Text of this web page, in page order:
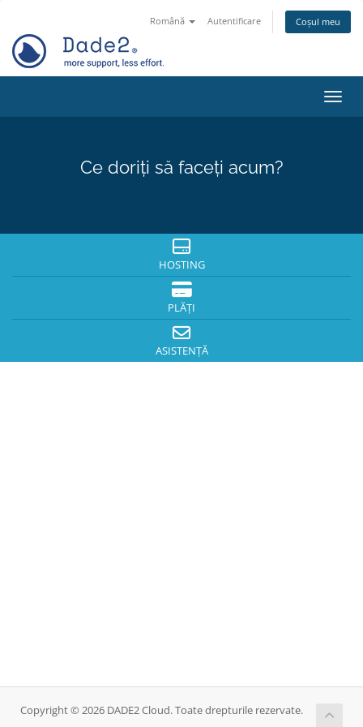
Română Autentificare Coșul meu
Ce doriți să faceți acum?
HOSTING
PLĂȚI
ASISTENȚĂ
Copyright © 2026 DADE2 Cloud. Toate drepturile rezervate.